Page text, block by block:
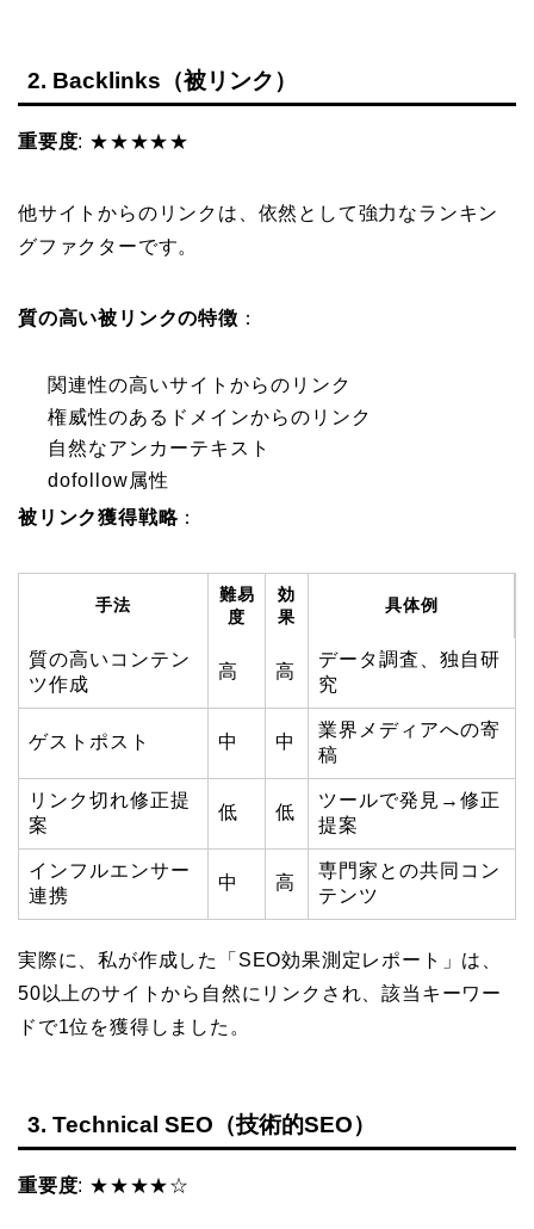
2. Backlinks（被リンク）
重要度: ★★★★★
他サイトからのリンクは、依然として強力なランキン
グファクターです。
質の高い被リンクの特徴 ：
関連性の高いサイトからのリンク
権威性のあるドメインからのリンク
自然なアンカーテキスト
dofollow属性
被リンク獲得戦略：
手法
難易
度
効
果
具体例
質の高いコンテン
ツ作成
高 高
データ調査、独自研
究
ゲストポスト 中 中
業界メディアへの寄
稿
リンク切れ修正提
案
低 低
ツールで発見→修正
提案
インフルエンサー
連携
中 高
専門家との共同コン
テンツ
実際に、私が作成した「SEO効果測定レポート」は、
50以上のサイトから自然にリンクされ、該当キーワー
ドで1位を獲得しました。
3. Technical SEO（技術的SEO）
重要度: ★★★★☆